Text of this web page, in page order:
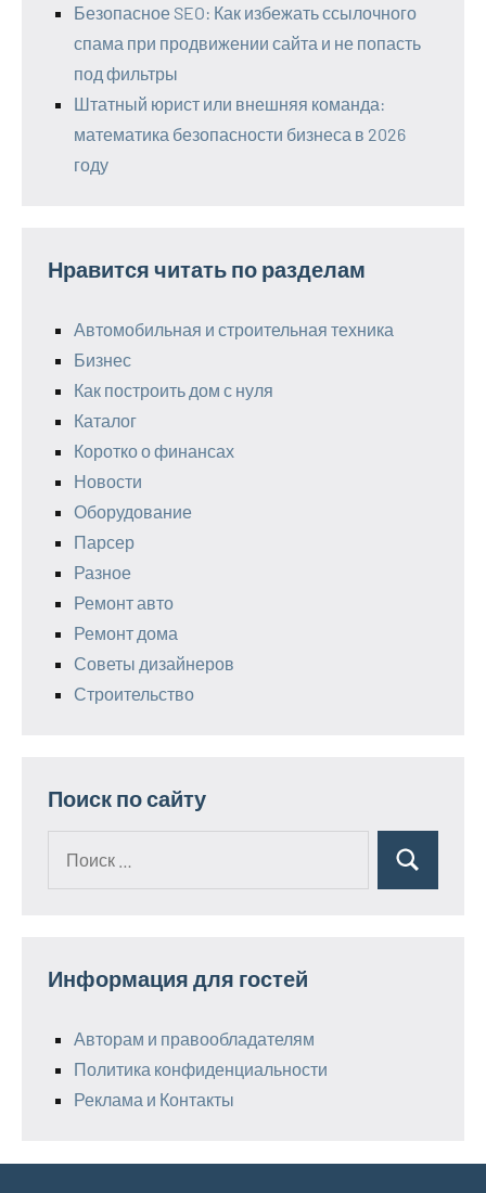
Безопасное SEO: Как избежать ссылочного
спама при продвижении сайта и не попасть
под фильтры
Штатный юрист или внешняя команда:
математика безопасности бизнеса в 2026
году
Нравится читать по разделам
Автомобильная и строительная техника
Бизнес
Как построить дом с нуля
Каталог
Коротко о финансах
Новости
Оборудование
Парсер
Разное
Ремонт авто
Ремонт дома
Советы дизайнеров
Строительство
Поиск по сайту
Поиск
Информация для гостей
Авторам и правообладателям
Политика конфиденциальности
Реклама и Контакты